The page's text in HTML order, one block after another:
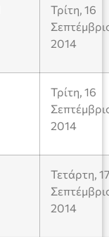
Τρίτη, 16
2014
Τρίτη, 16
2014
Τετάρτη,
2014